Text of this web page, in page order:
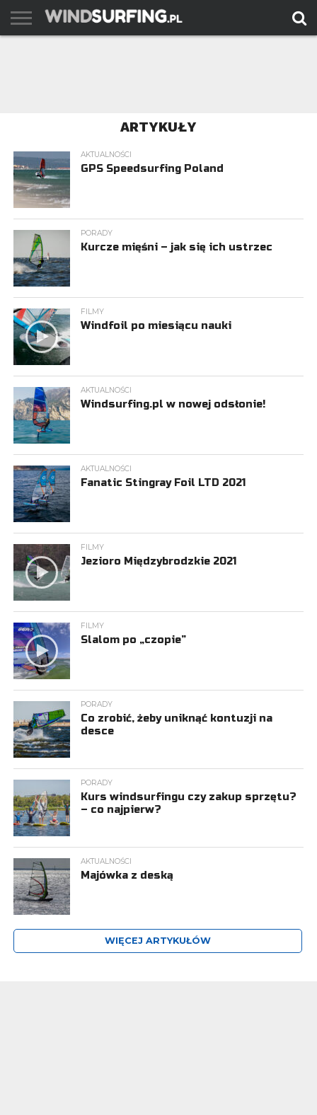
ARTYKUŁY
AKTUALNOŚCI
GPS Speedsurfing Poland
PORADY
Kurcze mięśni – jak się ich ustrzec
FILMY
Windfoil po miesiącu nauki
AKTUALNOŚCI
Windsurfing.pl w nowej odsłonie!
AKTUALNOŚCI
Fanatic Stingray Foil LTD 2021
FILMY
Jezioro Międzybrodzkie 2021
FILMY
Slalom po „czopie”
PORADY
Co zrobić, żeby uniknąć kontuzji na
desce
PORADY
Kurs windsurfingu czy zakup sprzętu?
– co najpierw?
AKTUALNOŚCI
Majówka z deską
WIĘCEJ ARTYKUŁÓW